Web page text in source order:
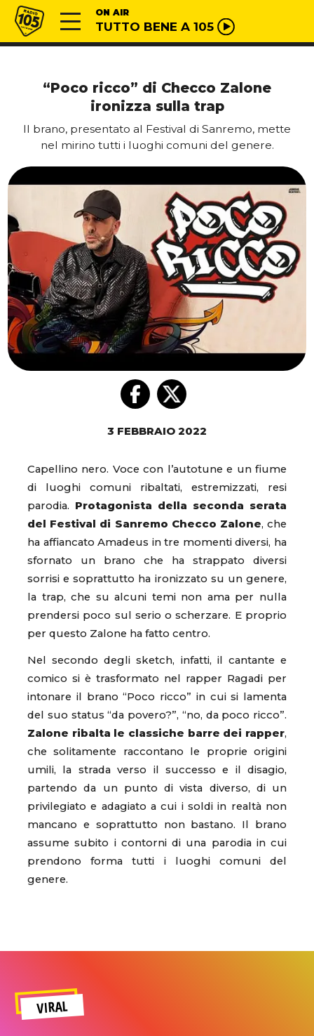
Vai al contenuto
Radio 105 ON AIR
TUTTO BENE A 105
“Poco ricco” di Checco Zalone
ironizza sulla trap
Il brano, presentato al Festival di Sanremo, mette
nel mirino tutti i luoghi comuni del genere.
3 FEBBRAIO 2022
Capellino nero. Voce con l’autotune e un fiume
di luoghi comuni ribaltati, estremizzati, resi
parodia. Protagonista della seconda serata
del Festival di Sanremo Checco Zalone, che
ha affiancato Amadeus in tre momenti diversi, ha
sfornato un brano che ha strappato diversi
sorrisi e soprattutto ha ironizzato su un genere,
la trap, che su alcuni temi non ama per nulla
prendersi poco sul serio o scherzare. E proprio
per questo Zalone ha fatto centro.
Nel secondo degli sketch, infatti, il cantante e
comico si è trasformato nel rapper Ragadi per
intonare il brano “Poco ricco” in cui si lamenta
del suo status “da povero?”, “no, da poco ricco”.
Zalone ribalta le classiche barre dei rapper,
che solitamente raccontano le proprie origini
umili, la strada verso il successo e il disagio,
partendo da un punto di vista diverso, di un
privilegiato e adagiato a cui i soldi in realtà non
mancano e soprattutto non bastano. Il brano
assume subito i contorni di una parodia in cui
prendono forma tutti i luoghi comuni del
genere.
VIRAL